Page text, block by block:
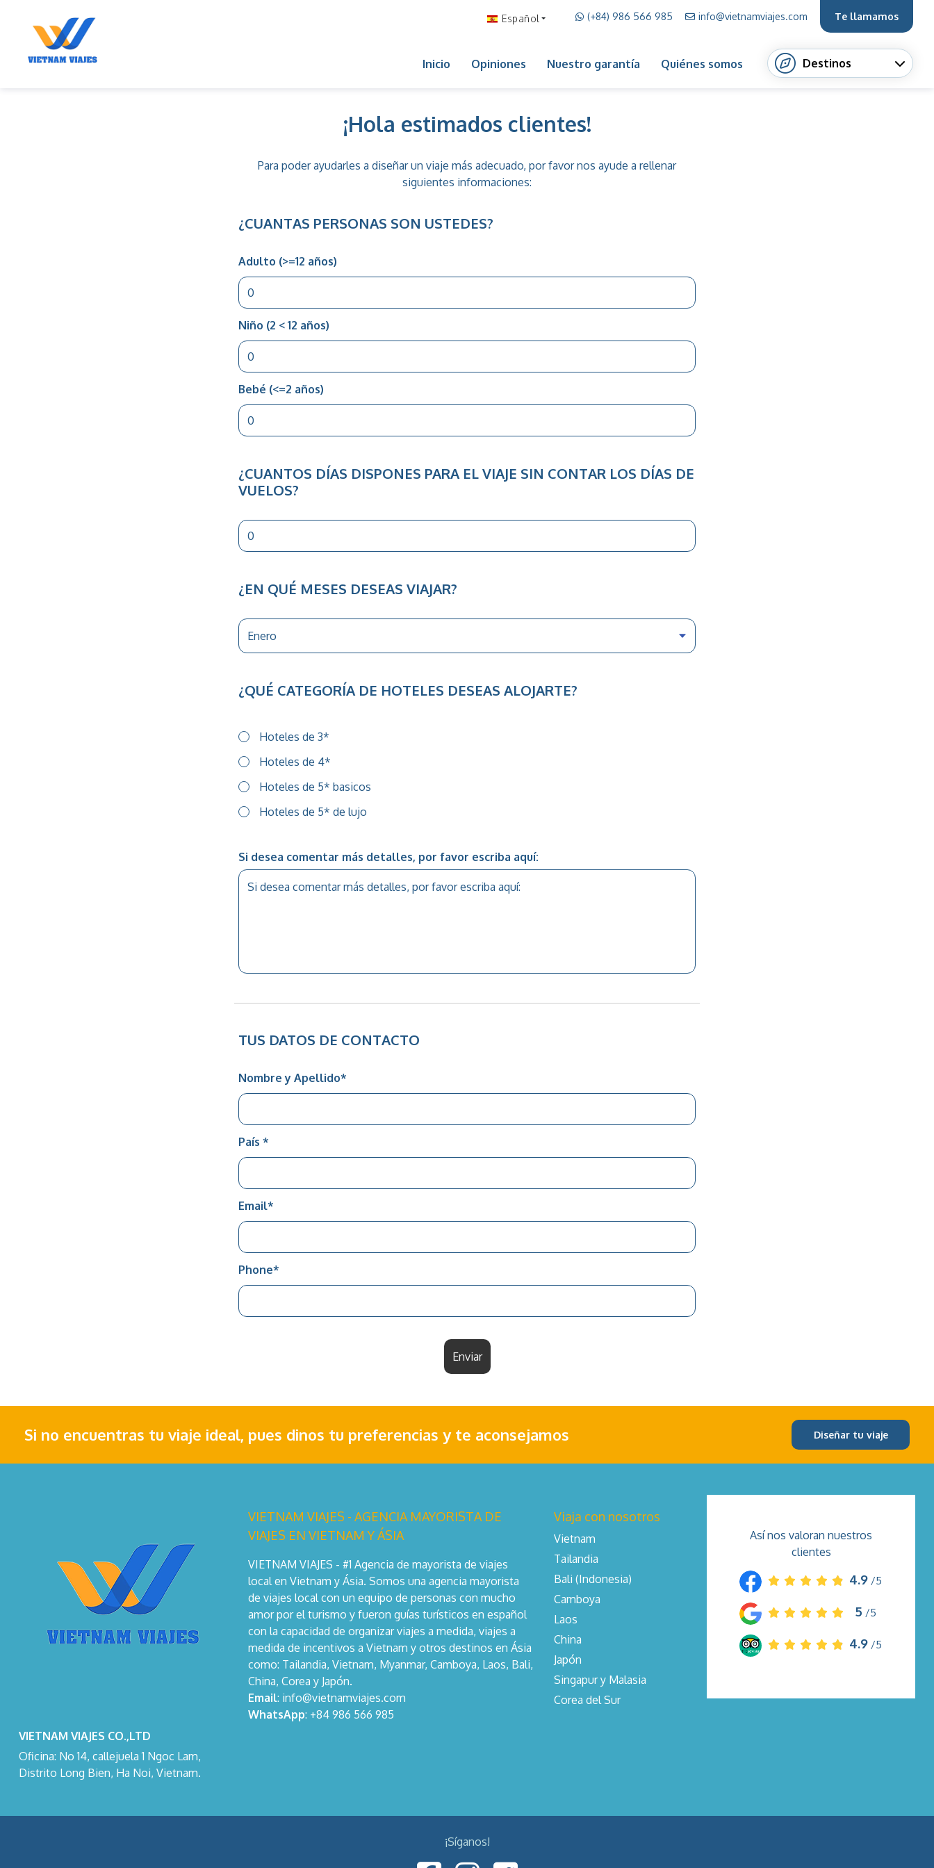
Español (+84) 986 566 985 info@vietnamviajes.com Te llamamos
Inicio Opiniones Nuestro garantía Quiénes somos Destinos
¡Hola estimados clientes!
Para poder ayudarles a diseñar un viaje más adecuado, por favor nos ayude a rellenar
siguientes informaciones:
¿CUANTAS PERSONAS SON USTEDES?
Adulto (>=12 años)
Niño (2 < 12 años)
Bebé (<=2 años)
¿CUANTOS DÍAS DISPONES PARA EL VIAJE SIN CONTAR LOS DÍAS DE
VUELOS?
¿EN QUÉ MESES DESEAS VIAJAR?
¿QUÉ CATEGORÍA DE HOTELES DESEAS ALOJARTE?
Hoteles de 3*
Hoteles de 4*
Hoteles de 5* basicos
Hoteles de 5* de lujo
Si desea comentar más detalles, por favor escriba aquí:
TUS DATOS DE CONTACTO
Nombre y Apellido*
País *
Email*
Phone*
Enviar
Si no encuentras tu viaje ideal, pues dinos tu preferencias y te aconsejamos Diseñar tu viaje
VIETNAM VIAJES CO.,LTD
Oficina: No 14, callejuela 1 Ngoc Lam,
Distrito Long Bien, Ha Noi, Vietnam.
VIETNAM VIAJES - AGENCIA MAYORISTA DE
VIAJES EN VIETNAM Y ÁSIA
VIETNAM VIAJES - #1 Agencia de mayorista de viajes
local en Vietnam y Ásia. Somos una agencia mayorista
de viajes local con un equipo de personas con mucho
amor por el turismo y fueron guías turísticos en español
con la capacidad de organizar viajes a medida, viajes a
medida de incentivos a Vietnam y otros destinos en Ásia
como: Tailandia, Vietnam, Myanmar, Camboya, Laos, Bali,
China, Corea y Japón.
Email: info@vietnamviajes.com
WhatsApp: +84 986 566 985
Viaja con nosotros
Vietnam
Tailandia
Bali (Indonesia)
Camboya
Laos
China
Japón
Singapur y Malasia
Corea del Sur
Así nos valoran nuestros
clientes
4.9 /5
5 /5
4.9 /5
¡Síganos!